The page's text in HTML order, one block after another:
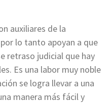
auxiliares de la
lo tanto apoyan a que
retraso judicial que hay
Es una labor muy noble
se logra llevar a una
manera más fácil y